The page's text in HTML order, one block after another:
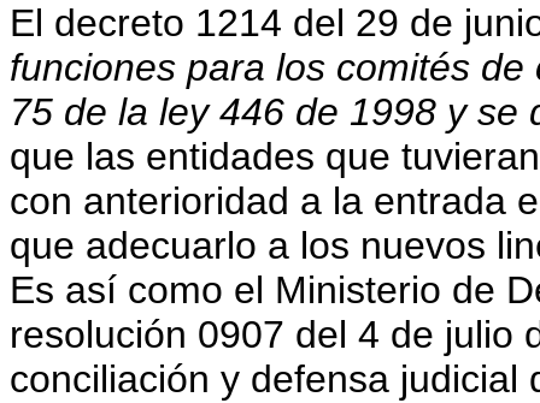
El decreto 1214 del 29 de
funciones para los comités
75 de la ley 446 de 1998 y
que las entidades que
con anterioridad a la entrada
que adecuarlo a los nuevos
Es así como el Ministerio de
resolución 0907 del 4 de julio
conciliación y defensa